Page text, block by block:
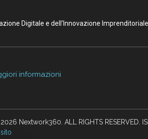
Digitale e dell’Innovazione
informazioni
Nextwork360. ALL RIGHTS RESERVED.